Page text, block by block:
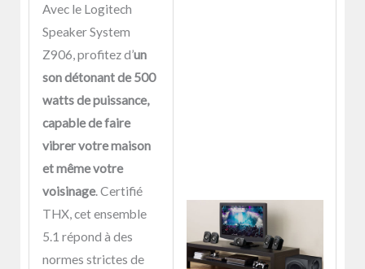
Avec le Logitech
Speaker System
Z906, profitez d’un
son détonant de 500
watts de puissance,
capable de faire
vibrer votre maison
et même votre
voisinage. Certifié
THX, cet ensemble
5.1 répond à des
normes strictes de